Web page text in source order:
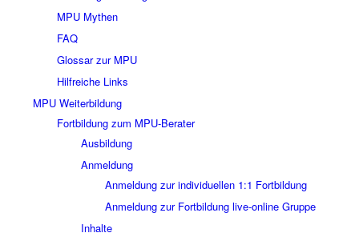
MPU Mythen
FAQ
Glossar zur MPU
Hilfreiche Links
MPU Weiterbildung
Fortbildung zum MPU-Berater
Ausbildung
Anmeldung
Anmeldung zur individuellen 1:1 Fortbildung
Anmeldung zur Fortbildung live-online Gruppe
Inhalte